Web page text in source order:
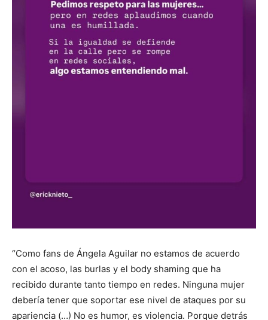
“Como fans de Ángela Aguilar no estamos de acuerdo
con el acoso, las burlas y el body shaming que ha
recibido durante tanto tiempo en redes. Ninguna mujer
debería tener que soportar ese nivel de ataques por su
apariencia (…) No es humor, es violencia. Porque detrás